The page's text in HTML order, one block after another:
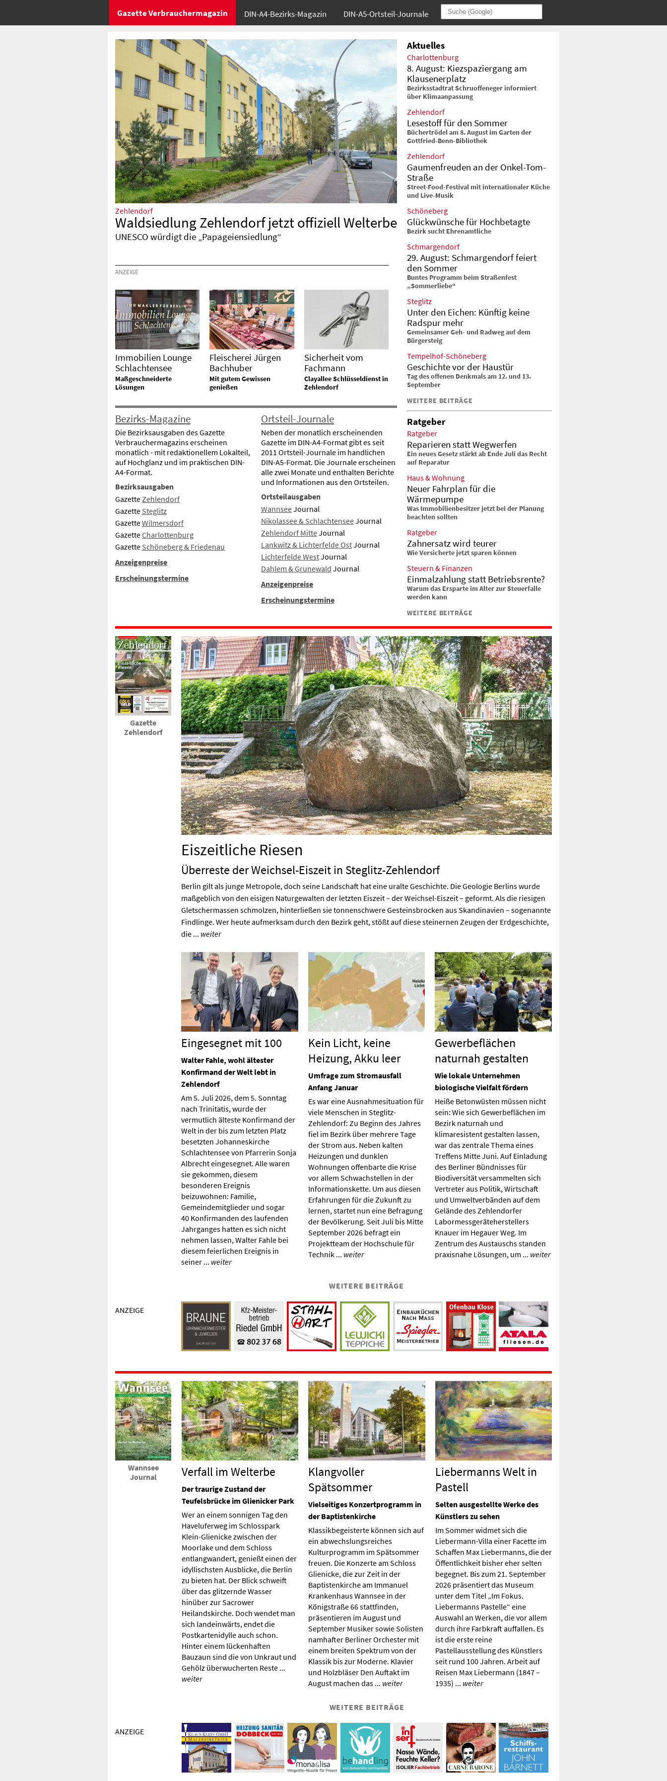
Gazette Verbrauchermagazin DIN-A4-Bezirks-Magazin DIN-A5-Ortsteil-Journale
Zehlendorf
Waldsiedlung Zehlendorf jetzt offiziell Welterbe
UNESCO würdigt die „Papageiensiedlung“
ANZEIGE
Immobilien Lounge
Schlachtensee
Maßgeschneiderte
Lösungen
Fleischerei Jürgen
Bachhuber
Mit gutem Gewissen
genießen
Sicherheit vom
Fachmann
Clayallee Schlüsseldienst in
Zehlendorf
Aktuelles
Charlottenburg
8. August: Kiezspaziergang am
Klausenerplatz
Bezirksstadtrat Schruoffeneger informiert
über Klimaanpassung
Zehlendorf
Lesestoff für den Sommer
Büchertrödel am 8. August im Garten der
Gottfried-Benn-Bibliothek
Zehlendorf
Gaumenfreuden an der Onkel-Tom-
Straße
Street-Food-Festival mit internationaler Küche
und Live-Musik
Schöneberg
Glückwünsche für Hochbetagte
Bezirk sucht Ehrenamtliche
Schmargendorf
29. August: Schmargendorf feiert
den Sommer
Buntes Programm beim Straßenfest
„Sommerliebe“
Steglitz
Unter den Eichen: Künftig keine
Radspur mehr
Gemeinsamer Geh- und Radweg auf dem
Bürgersteig
Tempelhof-Schöneberg
Geschichte vor der Haustür
Tag des offenen Denkmals am 12. und 13.
September
WEITERE BEITRÄGE
Ratgeber
Ratgeber
Reparieren statt Wegwerfen
Ein neues Gesetz stärkt ab Ende Juli das Recht
auf Reparatur
Haus & Wohnung
Neuer Fahrplan für die
Wärmepumpe
Was Immobilienbesitzer jetzt bei der Planung
beachten sollten
Ratgeber
Zahnersatz wird teurer
Wie Versicherte jetzt sparen können
Steuern & Finanzen
Einmalzahlung statt Betriebsrente?
Warum das Ersparte im Alter zur Steuerfalle
werden kann
WEITERE BEITRÄGE
Bezirks-Magazine
Die Bezirksausgaben des Gazette
Verbrauchermagazins erscheinen
monatlich - mit redaktionellem Lokalteil,
auf Hochglanz und im praktischen DIN-
A4-Format.
Bezirksausgaben
Gazette Zehlendorf
Gazette Steglitz
GazetteWilmersdorf
GazetteCharlottenburg
Gazette Schöneberg & Friedenau
Anzeigenpreise
Erscheinungstermine
Ortsteil-Journale
Neben der monatlich erscheinenden
Gazette im DIN-A4-Format gibt es seit
2011 Ortsteil-Journale im handlichen
DIN-A5-Format. Die Journale erscheinen
alle zwei Monate und enthalten Berichte
und Informationen aus den Ortsteilen.
Ortsteilausgaben
WannseeJournal
Nikolassee & SchlachtenseeJournal
Zehlendorf MitteJournal
Lankwitz & Lichterfelde OstJournal
Lichterfelde WestJournal
Dahlem & Grunewald Journal
Anzeigenpreise
Erscheinungstermine
Gazette
Zehlendorf
Eiszeitliche Riesen
Überreste der Weichsel-Eiszeit in Steglitz-Zehlendorf
Berlin gilt als junge Metropole, doch seine Landschaft hat eine uralte Geschichte. Die Geologie Berlins wurde
maßgeblich von den eisigen Naturgewalten der letzten Eiszeit – der Weichsel-Eiszeit – geformt. Als die riesigen
Gletschermassen schmolzen, hinterließen sie tonnenschwere Gesteinsbrocken aus Skandinavien – sogenannte
Findlinge. Wer heute aufmerksam durch den Bezirk geht, stößt auf diese steinernen Zeugen der Erdgeschichte,
die ... weiter
Eingesegnet mit 100
Walter Fahle, wohl ältester
Konfirmand der Welt lebt in
Zehlendorf
Am 5. Juli 2026, dem 5. Sonntag
nach Trinitatis, wurde der
vermutlich älteste Konfirmand der
Welt in der bis zum letzten Platz
besetzten Johanneskirche
Schlachtensee von Pfarrerin Sonja
Albrecht eingesegnet. Alle waren
sie gekommen, diesem
besonderen Ereignis
beizuwohnen: Familie,
Gemeindemitglieder und sogar
40 Konfirmanden des laufenden
Jahrganges hatten es sich nicht
nehmen lassen, Walter Fahle bei
diesem feierlichen Ereignis in
seiner ... weiter
Kein Licht, keine
Heizung, Akku leer
Umfrage zum Stromausfall
Anfang Januar
Es war eine Ausnahmesituation für
viele Menschen in Steglitz-
Zehlendorf: Zu Beginn des Jahres
fiel im Bezirk über mehrere Tage
der Strom aus. Neben kalten
Heizungen und dunklen
Wohnungen offenbarte die Krise
vor allem Schwachstellen in der
Informationskette. Um aus diesen
Erfahrungen für die Zukunft zu
lernen, startet nun eine Befragung
der Bevölkerung. Seit Juli bis Mitte
September 2026 befragt ein
Projektteam der Hochschule für
Technik ... weiter
Gewerbeflächen
naturnah gestalten
Wie lokale Unternehmen
biologische Vielfalt fördern
Heiße Betonwüsten müssen nicht
sein: Wie sich Gewerbeflächen im
Bezirk naturnah und
klimaresistent gestalten lassen,
war das zentrale Thema eines
Treffens Mitte Juni. Auf Einladung
des Berliner Bündnisses für
Biodiversität versammelten sich
Vertreter aus Politik, Wirtschaft
und Umweltverbänden auf dem
Gelände des Zehlendorfer
Labormessgeräteherstellers
Knauer im Hegauer Weg. Im
Zentrum des Austauschs standen
praxisnahe Lösungen, um ... weiter
WEITERE BEITRÄGE
ANZEIGE
Wannsee
Journal
Verfall im Welterbe
Der traurige Zustand der
Teufelsbrücke im Glienicker Park
Wer an einem sonnigen Tag den
Haveluferweg im Schlosspark
Klein-Glienicke zwischen der
Moorlake und dem Schloss
entlangwandert, genießt einen der
idyllischsten Ausblicke, die Berlin
zu bieten hat. Der Blick schweift
über das glitzernde Wasser
hinüber zur Sacrower
Heilandskirche. Doch wendet man
sich landeinwärts, endet die
Postkartenidylle auch schon.
Hinter einem lückenhaften
Bauzaun sind die von Unkraut und
Gehölz überwucherten Reste ...
weiter
Klangvoller
Spätsommer
Vielseitiges Konzertprogramm in
der Baptistenkirche
Klassikbegeisterte können sich auf
ein abwechslungsreiches
Kulturprogramm im Spätsommer
freuen. Die Konzerte am Schloss
Glienicke, die zur Zeit in der
Baptistenkirche am Immanuel
Krankenhaus Wannsee in der
Königstraße 66 stattfinden,
präsentieren im August und
September Musiker sowie Solisten
namhafter Berliner Orchester mit
einem breiten Spektrum von der
Klassik bis zur Moderne. Klavier
und Holzbläser Den Auftakt im
August machen das ... weiter
Liebermanns Welt in
Pastell
Selten ausgestellte Werke des
Künstlers zu sehen
Im Sommer widmet sich die
Liebermann-Villa einer Facette im
Schaffen Max Liebermanns, die der
Öffentlichkeit bisher eher selten
begegnet. Bis zum 21. September
2026 präsentiert das Museum
unter dem Titel „Im Fokus.
Liebermanns Pastelle“ eine
Auswahl an Werken, die vor allem
durch ihre Farbkraft auffallen. Es
ist die erste reine
Pastellausstellung des Künstlers
seit rund 100 Jahren. Arbeit auf
Reisen Max Liebermann (1847 –
1935) ... weiter
WEITERE BEITRÄGE
ANZEIGE